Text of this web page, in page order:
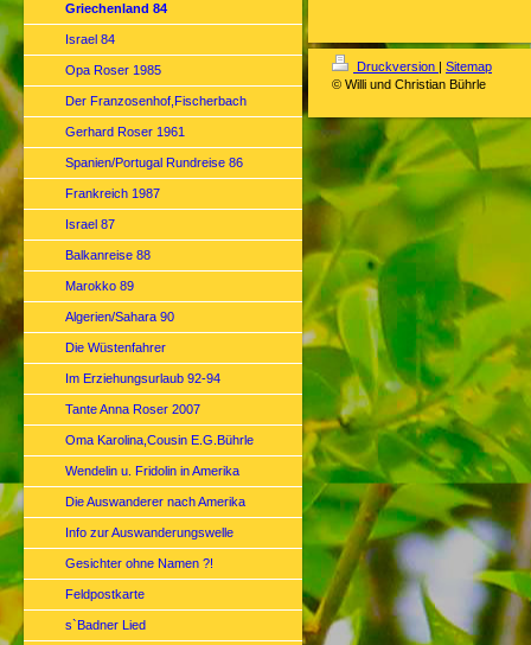
Griechenland 84
Israel 84
Opa Roser 1985
Der Franzosenhof,Fischerbach
Gerhard Roser 1961
Spanien/Portugal Rundreise 86
Frankreich 1987
Israel 87
Balkanreise 88
Marokko 89
Algerien/Sahara 90
Die Wüstenfahrer
Im Erziehungsurlaub 92-94
Tante Anna Roser 2007
Oma Karolina,Cousin E.G.Bührle
Wendelin u. Fridolin in Amerika
Die Auswanderer nach Amerika
Info zur Auswanderungswelle
Gesichter ohne Namen ?!
Feldpostkarte
s`Badner Lied
Druckversion | Sitemap
© Willi und Christian Bührle